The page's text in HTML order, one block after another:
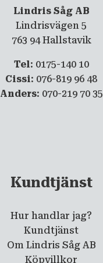
Lindris Såg AB
Lindrisvägen 5
763 94 Hallstavik
Tel: 0175-140 10
Cissi: 076-819 96 48
Anders: 070-219 70 35
Kundtjänst
Hur handlar jag?
Kundtjänst
Om Lindris Såg AB
Köpvillkor